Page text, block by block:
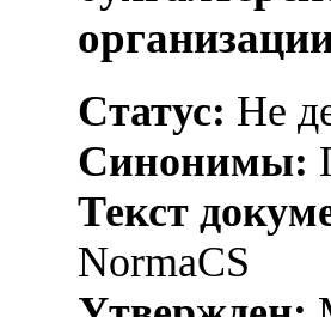
Статус: Не
Синонимы:
Текст
NormaCS